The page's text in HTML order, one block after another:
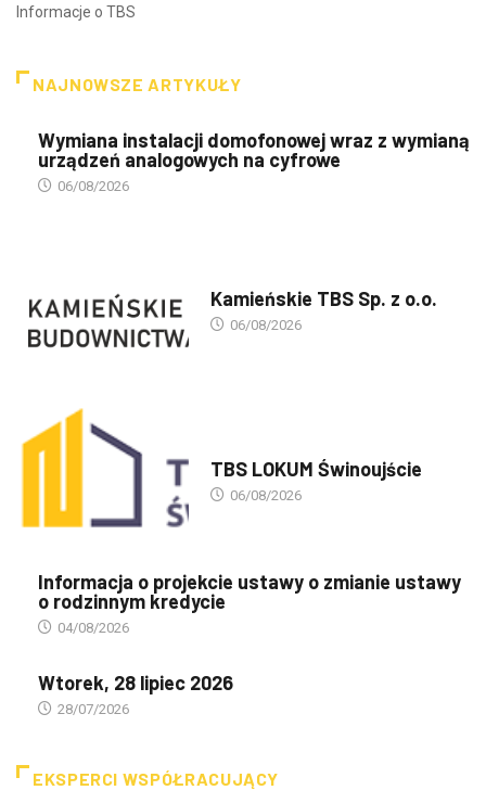
Informacje o TBS
NAJNOWSZE ARTYKUŁY
Wymiana instalacji domofonowej wraz z wymianą
urządzeń analogowych na cyfrowe
06/08/2026
Kamieńskie TBS Sp. z o.o.
06/08/2026
TBS LOKUM Świnoujście
06/08/2026
Informacja o projekcie ustawy o zmianie ustawy
o rodzinnym kredycie
04/08/2026
Wtorek, 28 lipiec 2026
28/07/2026
EKSPERCI WSPÓŁRACUJĄCY